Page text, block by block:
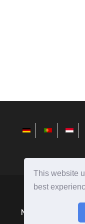
This website
best
Nouvelles du
ordinateurs,